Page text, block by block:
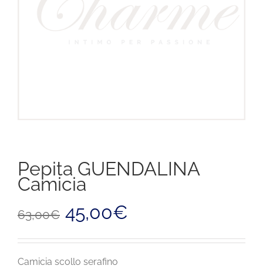
Pepita GUENDALINA
Camicia
63,00€ prezzo
era:
63,00€.
45,00€
è:
Camicia scollo serafino